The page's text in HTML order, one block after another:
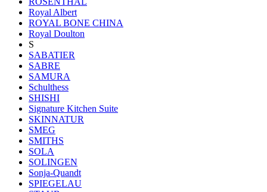
Royal Albert
ROYAL BONE CHINA
Royal Doulton
S
SABATIER
SABRE
SAMURA
Schulthess
SHISHI
Signature Kitchen Suite
SKINNATUR
SMEG
SMITHS
SOLA
SOLINGEN
Sonja-Quandt
SPIEGELAU